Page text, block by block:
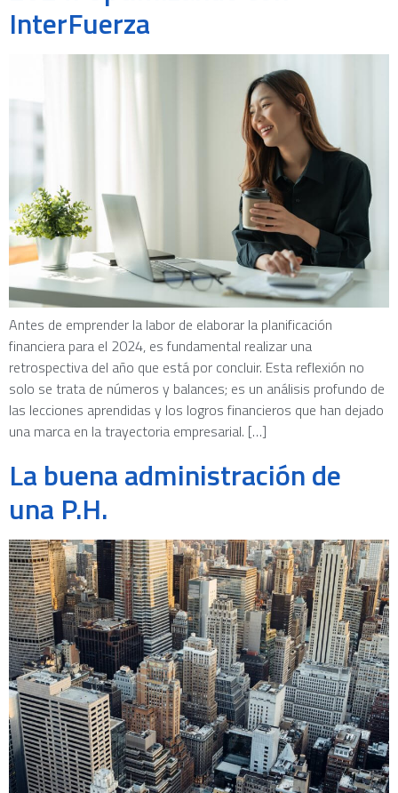
InterFuerza
Antes de emprender la labor de elaborar la planificación
financiera para el 2024, es fundamental realizar una
retrospectiva del año que está por concluir. Esta reflexión no
solo se trata de números y balances; es un análisis profundo de
las lecciones aprendidas y los logros financieros que han dejado
una marca en la trayectoria empresarial. […]
La buena administración de
una P.H.